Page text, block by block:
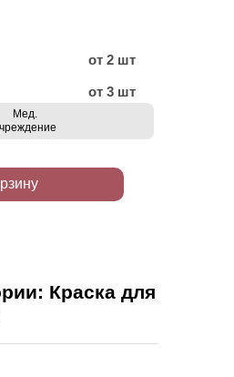
от 2 шт
от 3 шт
Мед.
Краска для